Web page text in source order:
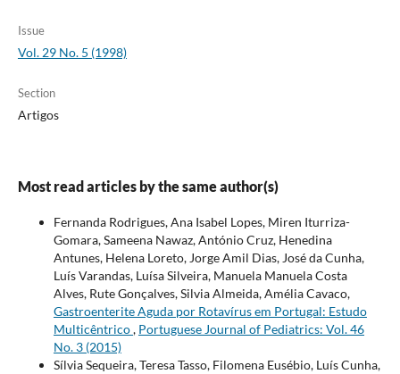
Issue
Vol. 29 No. 5 (1998)
Section
Artigos
Most read articles by the same author(s)
Fernanda Rodrigues, Ana Isabel Lopes, Miren Iturriza-
Gomara, Sameena Nawaz, António Cruz, Henedina
Antunes, Helena Loreto, Jorge Amil Dias, José da Cunha,
Luís Varandas, Luísa Silveira, Manuela Manuela Costa
Alves, Rute Gonçalves, Silvia Almeida, Amélia Cavaco,
Gastroenterite Aguda por Rotavírus em Portugal: Estudo
Multicêntrico, Portuguese Journal of Pediatrics: Vol. 46
No. 3 (2015)
Sílvia Sequeira, Teresa Tasso, Filomena Eusébio, Luís Cunha,